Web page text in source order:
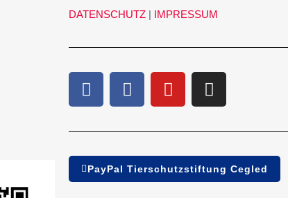
DATENSCHUTZ | IMPRESSUM
PayPal Tierschutzstiftung Cegled